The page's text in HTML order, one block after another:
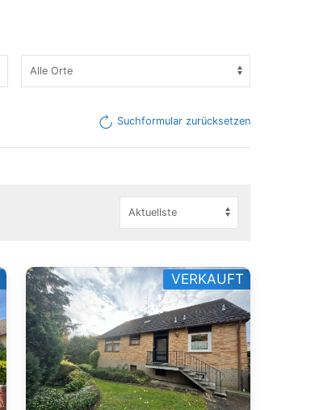
Suchformular zurücksetzen
VERKAUFT